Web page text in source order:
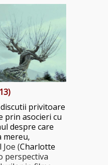
privitoare
prin asocieri cu
despre care
mereu,
Joe (Charlotte
perspectiva